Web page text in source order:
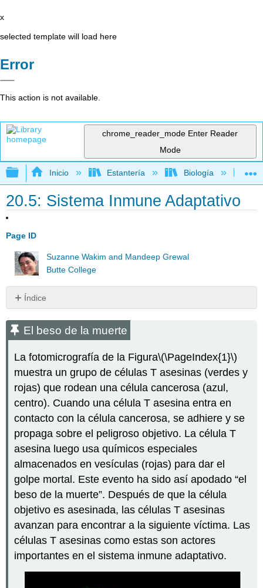
x
selected template will load here
Error
This action is not available.
chrome_reader_mode Enter Reader
Mode
Expandir/contraer jerarquía global
Inicio Estantería Biología
20.5: Sistema Inmune Adaptativo
Page ID
Suzanne Wakim and Mandeep Grewal
Butte College
Índice
beso
muerte
Células
T
Activación
de
T
Células
T
Ayudantes
Células
T
asesinas
(células
T
Activación
de
El beso de la muerte
La fotomicrografía de la Figura\(\PageIndex{1}\)
muestra un grupo de células T asesinas (verdes y
rojas) que rodean una célula cancerosa (azul,
centro). Cuando una célula T asesina entra en
contacto con la célula cancerosa, se adhiere y se
propaga sobre el peligroso objetivo. La célula T
asesina luego usa químicos especiales
almacenados en vesículas (rojas) para dar el
golpe mortal. Este evento ha sido así apodado “el
beso de la muerte”. Después de que la célula
objetivo es asesinada, las células T asesinas
avanzan para encontrar a la siguiente víctima. Las
células T asesinas como estas son actores
importantes en el sistema inmune adaptativo.